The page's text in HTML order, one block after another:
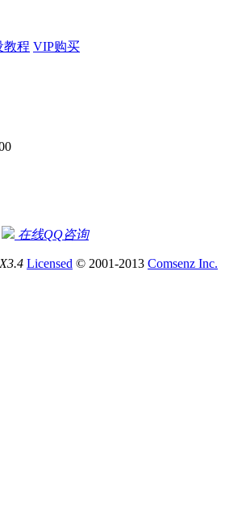
教程 VIP购买
在线QQ咨询
X3.4 Licensed © 2001-2013 Comsenz Inc.